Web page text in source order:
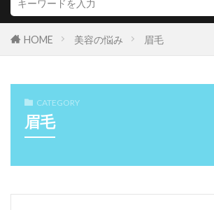
HOME 美容の悩み 眉毛
CATEGORY
眉毛